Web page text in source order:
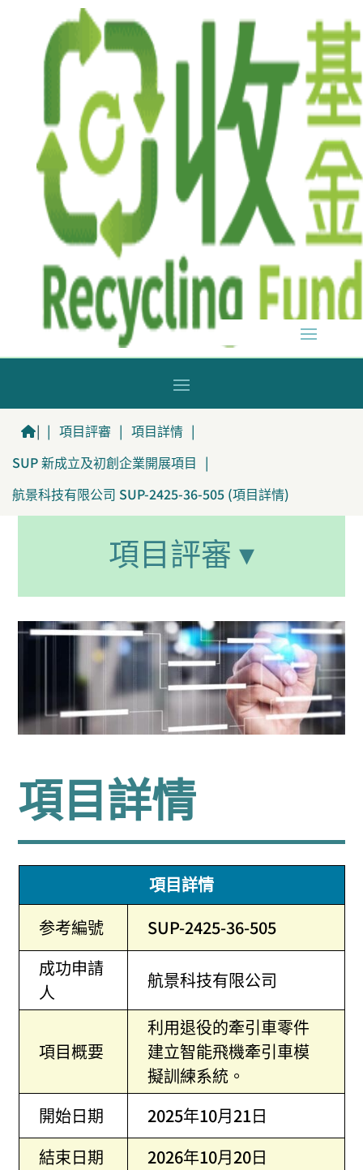
| | 項目評審 | 項目詳情 |
SUP 新成立及初創企業開展項目 |
航景科技有限公司 SUP-2425-36-505 (項目詳情)
項目評審 ▾
項目詳情
項目詳情
参考編號
SUP-2425-36-505
成功申請
人
航景科技有限公司
項目概要
利用退役的牽引車零件
建立智能飛機牽引車模
擬訓練系統。
開始日期
2025年10月21日
結束日期
2026年10月20日